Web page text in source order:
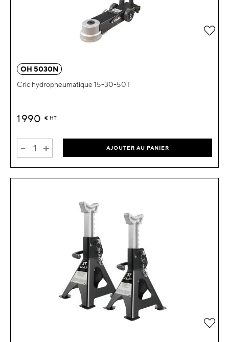
OH 5030N
Cric hydropneumatique 15-30-50T
1 990 € HT
- + AJOUTER AU PANIER